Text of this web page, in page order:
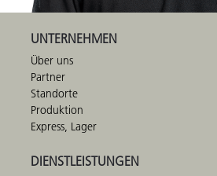
UNTERNEHMEN
Über uns
Partner
Standorte
Produktion
Express, Lager
DIENSTLEISTUNGEN